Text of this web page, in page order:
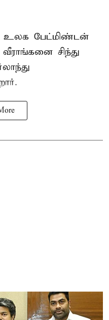
உலக பேட்மிண்டன்
சிந்து